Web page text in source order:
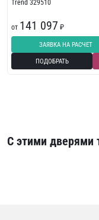
Trend 329510
от 141 097 ₽
ЗАЯВКА НА РАСЧЕТ
ПОДОБРАТЬ
С этими дверями